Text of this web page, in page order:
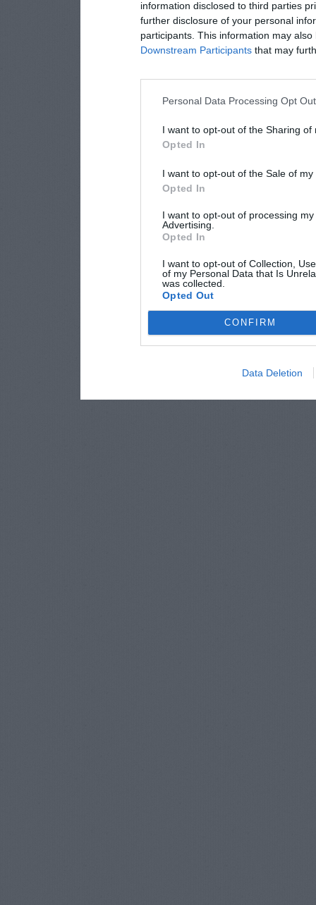
information disclosed to third parties
further disclosure of your personal
participants. This information may
Downstream Participants that may
Personal Data Processing Opt
I want to opt-out of the Sharing of
Opted In
I want to opt-out of the Sale of
Opted In
I want to opt-out of processing
Advertising.
Opted In
I want to opt-out of Collection,
of my Personal Data that Is
was collected.
Opted Out
CONFIRM
Data Deletion